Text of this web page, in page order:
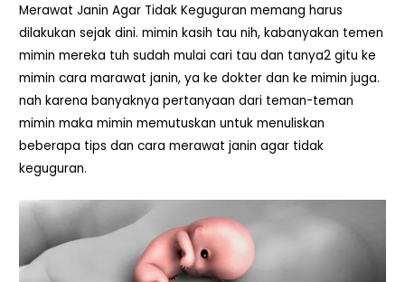
Merawat Janin Agar Tidak Keguguran memang harus
dilakukan sejak dini. mimin kasih tau nih, kabanyakan temen
mimin mereka tuh sudah mulai cari tau dan tanya2 gitu ke
mimin cara marawat janin, ya ke dokter dan ke mimin juga.
nah karena banyaknya pertanyaan dari teman-teman
mimin maka mimin memutuskan untuk menuliskan
beberapa tips dan cara merawat janin agar tidak
keguguran.
t
i
k
e
l